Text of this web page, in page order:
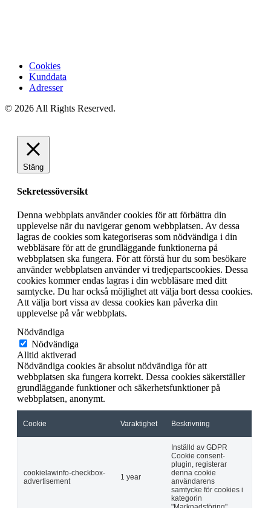
Cookies
Kunddata
Adresser
© 2026 All Rights Reserved.
Stäng
Sekretessöversikt
Denna webbplats använder cookies för att förbättra din
upplevelse när du navigerar genom webbplatsen. Av dessa
lagras de cookies som kategoriseras som nödvändiga i din
webbläsare för att de grundläggande funktionerna på
webbplatsen ska fungera. För att förstå hur du som besökare
använder webbplatsen använder vi tredjepartscookies. Dessa
cookies kommer endas lagras i din webbläsare med ditt
samtycke. Du har också möjlighet att välja bort dessa cookies.
Att välja bort vissa av dessa cookies kan påverka din
upplevelse på vår webbplats.
Nödvändiga
Nödvändiga
Alltid aktiverad
Nödvändiga cookies är absolut nödvändiga för att
webbplatsen ska fungera korrekt. Dessa cookies säkerställer
grundläggande funktioner och säkerhetsfunktioner på
webbplatsen, anonymt.
Cookie Varaktighet Beskrivning
cookielawinfo-checkbox-
advertisement
1 year
Inställd av GDPR
Cookie consent-
plugin, registerar
denna cookie
användarens
samtycke för cookies i
kategorin